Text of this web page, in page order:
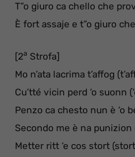
T”o giuro ca chello che
È fort assaje e t”o giuro
[2a Strofa]
Mo n’ata lacrima t’affog
Cu’tté vicin perd ‘o suonn
Penzo ca chesto nun è ‘o
Secondo me è na punizion
Metter ritt ‘e cos stort